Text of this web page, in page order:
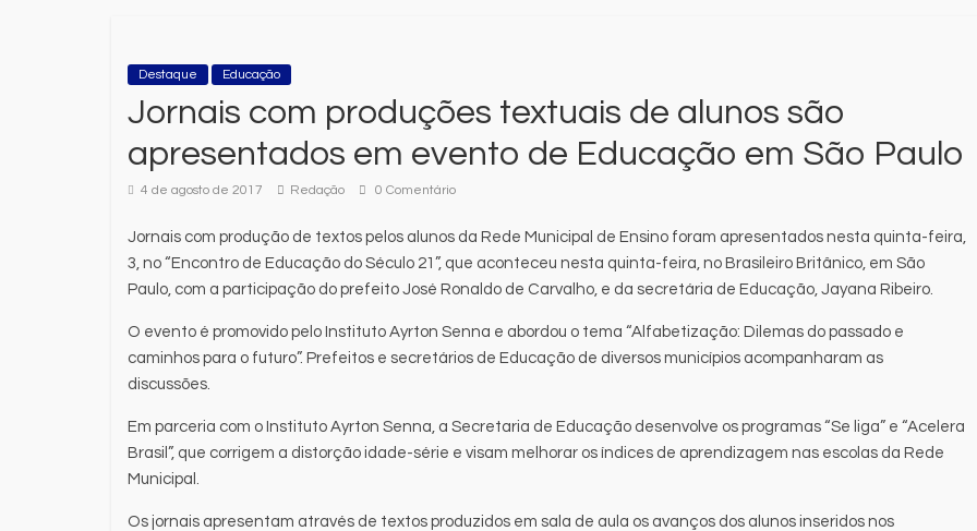
Destaque Educação
Jornais com produções textuais de alunos são
apresentados em evento de Educação em São Paulo
4 de agosto de 2017 Redação 0 Comentário
Jornais com produção de textos pelos alunos da Rede Municipal de Ensino foram apresentados nesta quinta-feira,
3, no “Encontro de Educação do Século 21”, que aconteceu nesta quinta-feira, no Brasileiro Britânico, em São
Paulo, com a participação do prefeito José Ronaldo de Carvalho, e da secretária de Educação, Jayana Ribeiro.
O evento é promovido pelo Instituto Ayrton Senna e abordou o tema “Alfabetização: Dilemas do passado e
caminhos para o futuro”. Prefeitos e secretários de Educação de diversos municípios acompanharam as
discussões.
Em parceria com o Instituto Ayrton Senna, a Secretaria de Educação desenvolve os programas “Se liga” e “Acelera
Brasil”, que corrigem a distorção idade-série e visam melhorar os índices de aprendizagem nas escolas da Rede
Municipal.
Os jornais apresentam através de textos produzidos em sala de aula os avanços dos alunos inseridos nos